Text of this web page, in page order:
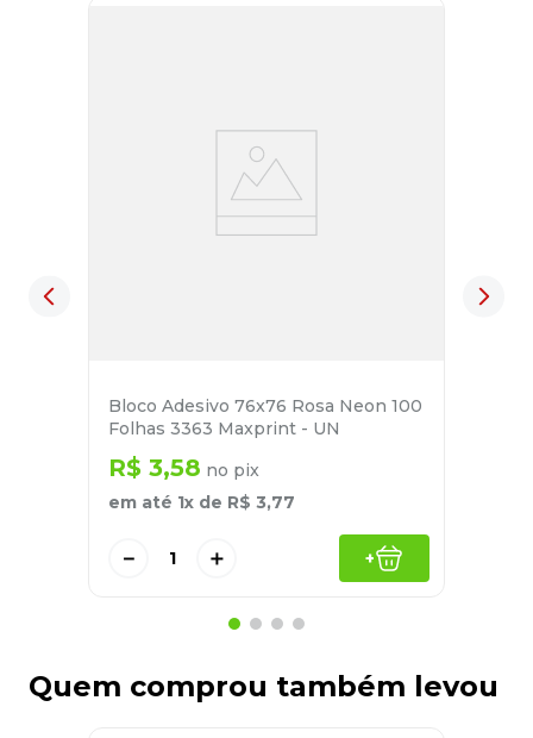
Bloco Adesivo 76x76 Rosa Neon 100
Folhas 3363 Maxprint - UN
R$ 3,58 no pix
em até 1x de R$ 3,77
＋
－ +
Quem comprou também levou